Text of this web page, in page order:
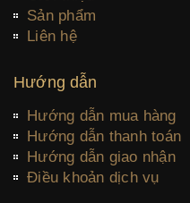
Sản phẩm
Liên hệ
Hướng dẫn
Hướng dẫn mua hàng
Hướng dẫn thanh toán
Hướng dẫn giao nhận
Điều khoản dịch vụ